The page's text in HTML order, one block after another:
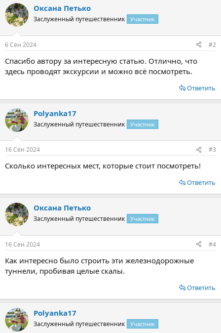
к
ц
и
Оксана Петько
Заслуженный путешественник Участник
6 Сен 2024 #2
Спасибо автору за интересную статью. Отлично, что
здесь проводят экскурсии и можно всё посмотреть.
Ответить
Polyanka17
Заслуженный путешественник Участник
16 Сен 2024 #3
Сколько интересных мест, которые стоит посмотреть!
Ответить
Оксана Петько
Заслуженный путешественник Участник
16 Сен 2024 #4
Как интересно было строить эти железнодорожные
туннели, пробивая целые скалы.
Ответить
Polyanka17
Заслуженный путешественник Участник